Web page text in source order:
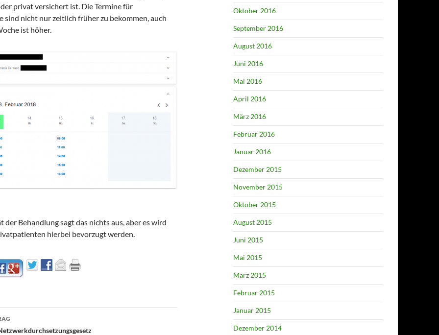
privat versichert ist. Die Termine für
sind nicht nur zeitlich früher zu bekommen, auch
ist höher.
der Behandlung sagt das nichts aus, aber es wird
hierbei bevorzugt werden.
Oktober 2016
September 2016
August 2016
Juni 2016
Mai 2016
April 2016
März 2016
Februar 2016
Januar 2016
Dezember 2015
November 2015
Oktober 2015
August 2015
Juni 2015
Mai 2015
März 2015
Februar 2015
Januar 2015
Dezember 2014